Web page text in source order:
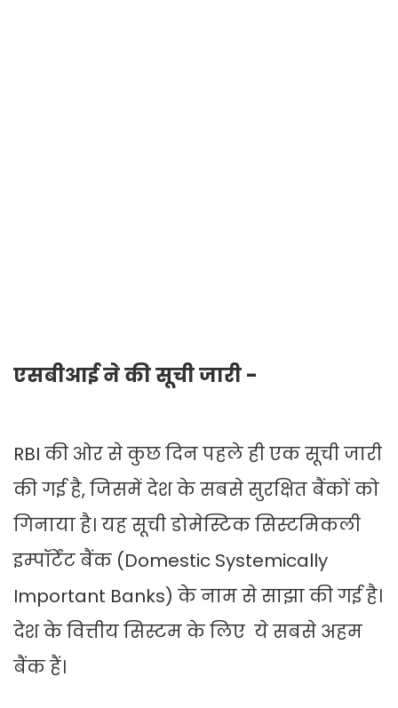
एसबीआई ने की सूची जारी -
RBI की ओर से कुछ दिन पहले ही एक सूची जारी
की गई है, जिसमें देश के सबसे सुरक्षित बैंकों को
गिनाया है। यह सूची डोमेस्टिक सिस्‍टमिकली
इम्‍पॉर्टेंट बैंक (Domestic Systemically
Important Banks) के नाम से साझा की गई है।
देश के वित्तीय सिस्टम के लिए ये सबसे अहम
बैंक हैं।